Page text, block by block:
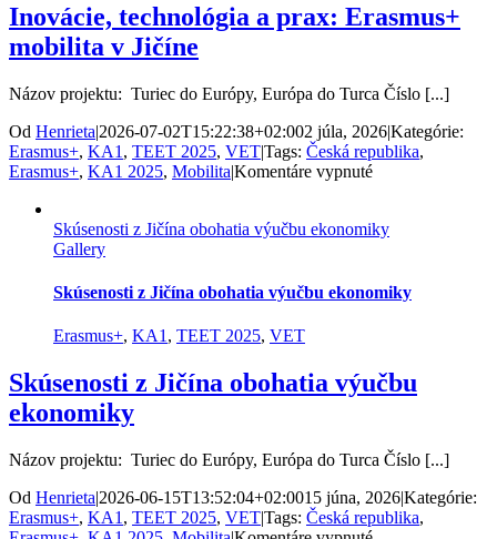
zbierali
Malte
Inovácie, technológia a prax: Erasmus+
mobilita v Jičíne
Názov projektu: Turiec do Európy, Európa do Turca Číslo [...]
Od Henrieta|2026-07-02T15:22:38+02:002 júla, 2026|Kategórie:
Erasmus+, KA1 , TEET 2025, VET|Tags: Česká republika,
Erasmus+, KA1 2025, Mobilita|Komentáre vypnuténa
a
mobilita
Skúsenosti z Jičína obohatia výučbu ekonomiky
Gallery
Skúsenosti z Jičína obohatia výučbu ekonomiky
Erasmus+, KA1 , TEET 2025, VET
Skúsenosti z Jičína obohatia výučbu
ekonomiky
Názov projektu: Turiec do Európy, Európa do Turca Číslo [...]
Od Henrieta|2026-06-15T13:52:04+02:0015 júna, 2026|Kategórie:
Erasmus+, KA1 , TEET 2025, VET|Tags: Česká republika,